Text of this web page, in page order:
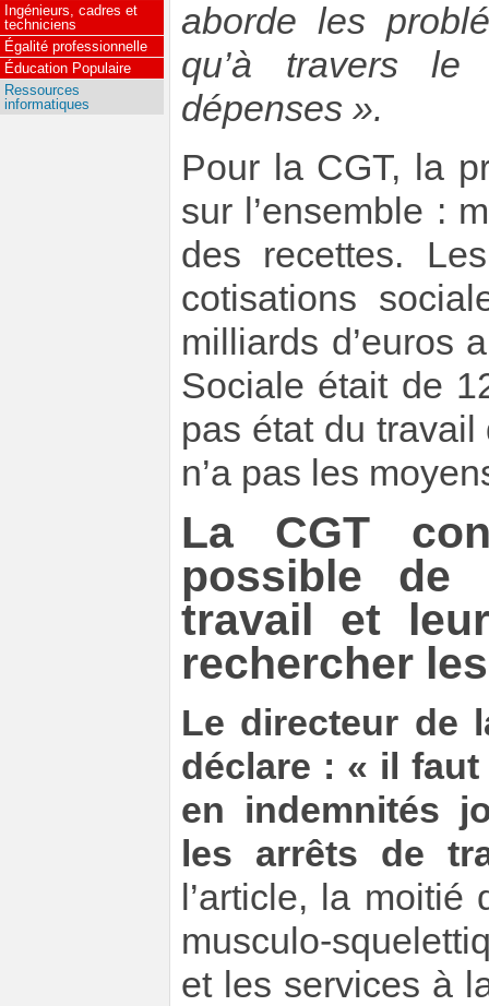
aborde les
qu’à travers
dépenses ».
Pour la CGT, la
sur l’ensemble :
des recettes.
cotisations
milliards d’euros
Sociale était de
pas état du travail
n’a pas les
La CGT
possible de
travail et
rechercher
Le directeur de
déclare : « il
en indemnités
les arrêts de
l’article, la
musculo-
et les services à
Ingénieurs, cadres et
techniciens
Égalité professionnelle
Éducation Populaire
Ressources
informatiques